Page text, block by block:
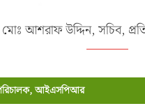
মোঃ আশরাফ উদ্দিন, সচিব,
আইএসপিআর